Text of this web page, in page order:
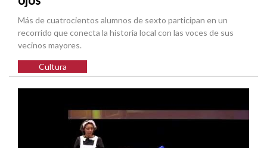
Más de cuatrocientos alumnos de sexto participan en un
recorrido que conecta la historia local con las voces de sus
vecinos mayores.
Cultura